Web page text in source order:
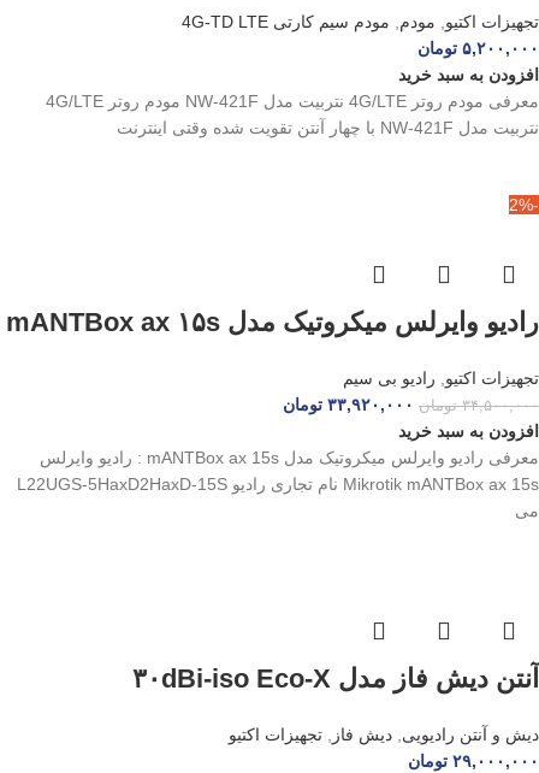
تجهیزات اکتیو مودم
مودم سیم کارتی 4G-TD LTE
۵,۲۰۰,۰۰۰ تومان
افزودن به سبد خرید
معرفی مودم روتر 4G/LTE نتربیت مدل NW-421F مودم روتر 4G/LTE
نتربیت مدل NW-421F با چهار آنتن تقویت‌ شده وقتی اینترنت
-2%
رادیو وایرلس میکروتیک مدل mANTBox ax ۱۵s
تجهیزات اکتیو رادیو بی سیم
۳۴,۵۰۰,۰۰۰ تومان ۳۳,۹۲۰,۰۰۰ تومان
افزودن به سبد خرید
معرفی رادیو وایرلس میکروتیک مدل mANTBox ax 15s : رادیو وایرلس
Mikrotik mANTBox ax 15s نام تجاری رادیو L22UGS-5HaxD2HaxD-15S
می
آنتن دیش فاز مدل ۳۰dBi-iso Eco-X
دیش و آنتن رادیویی دیش فاز
تجهیزات اکتیو
۲۹,۰۰۰,۰۰۰ تومان